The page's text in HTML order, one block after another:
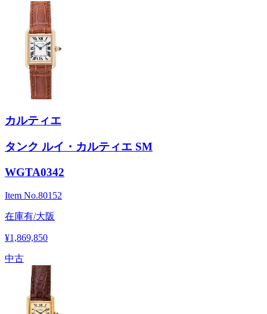
カルティエ
タンク ルイ・カルティエ SM
WGTA0342
Item No.80152
在庫有/大阪
¥1,869,850
中古